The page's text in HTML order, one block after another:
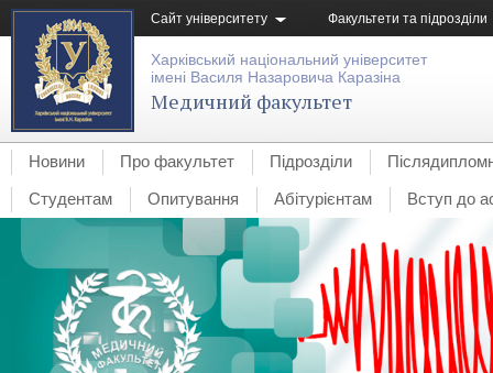
Сайт університету Факультети та підрозділи
Харківський національний університет
імені Василя Назаровича Каразіна
Медичний факультет
Новини Про факультет Підрозділи
Студентам
Опитування Абітурієнтам Вступ до